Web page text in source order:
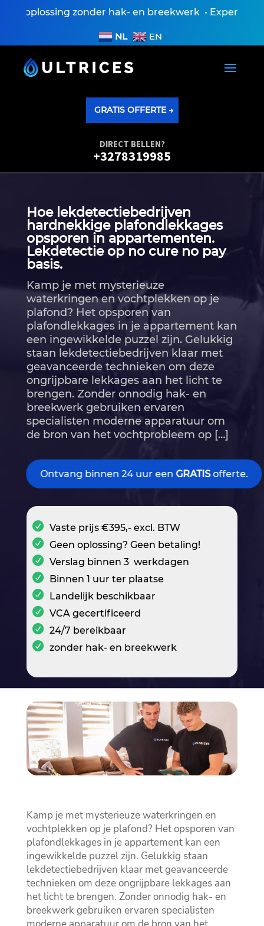
oplossing zonder hak- en breekwerk •
NL EN
GRATIS OFFERTE →
DIRECT BELLEN?
+3278319985
Hoe lekdetectiebedrijven
hardnekkige plafondlekkages
opsporen in appartementen.​
Lekdetectie op no cure no pay
basis.
Kamp je met mysterieuze
waterkringen en vochtplekken op je
plafond? Het opsporen van
plafondlekkages in je appartement kan
een ingewikkelde puzzel zijn.​ Gelukkig
staan lekdetectiebedrijven klaar met
geavanceerde technieken om deze
ongrijpbare lekkages aan het licht te
brengen.​ Zonder onnodig hak- en
breekwerk gebruiken ervaren
specialisten moderne apparatuur om
de bron van het vochtprobleem op […]
Ontvang binnen 24 uur een GRATISofferte.
Vaste prijs €395,- excl. BTW
Geen oplossing? Geen betaling!
Verslag binnen 3 werkdagen
Binnen 1 uur ter plaatse
Landelijk beschikbaar
VCA gecertificeerd
24/7 bereikbaar
zonder hak- en breekwerk
Kamp je met mysterieuze waterkringen en
vochtplekken op je plafond? Het opsporen van
plafondlekkages in je appartement kan een
ingewikkelde puzzel zijn.​ Gelukkig staan
lekdetectiebedrijven klaar met geavanceerde
technieken om deze ongrijpbare lekkages aan
het licht te brengen.​ Zonder onnodig hak- en
breekwerk gebruiken ervaren specialisten